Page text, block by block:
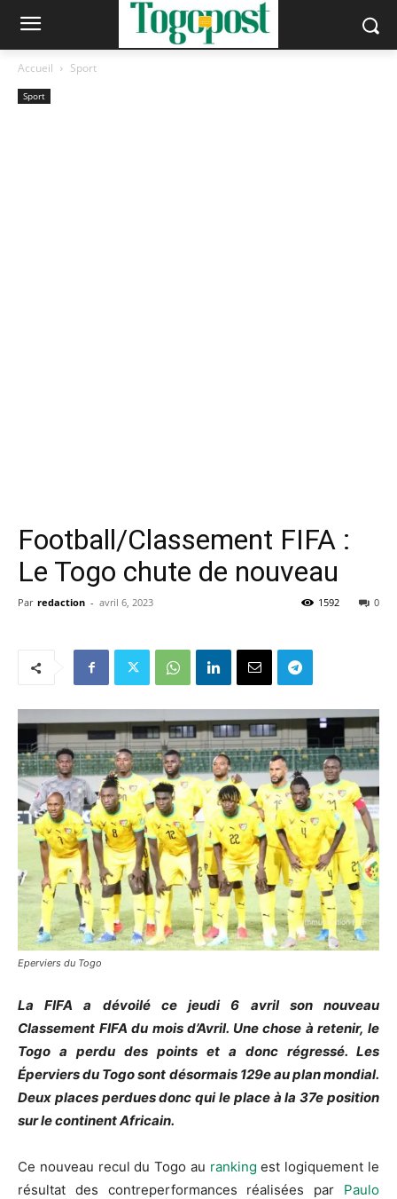
Accueil Sport
Sport
Football/Classement FIFA :
Le Togo chute de nouveau
Par redaction - avril 6, 2023 0
1592
Eperviers du Togo
La FIFA a dévoilé ce jeudi 6 avril son nouveau
Classement FIFA du mois d’Avril. Une chose à retenir, le
Togo a perdu des points et a donc régressé. Les
Éperviers du Togo sont désormais 129e au plan mondial.
Deux places perdues donc qui le place à la 37e position
sur le continent Africain.
Ce nouveau recul du Togo au ranking est logiquement le
résultat des contreperformances réalisées par Paulo